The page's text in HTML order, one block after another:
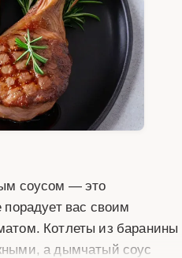
соусом — это
вас своим
Котлеты из баранины
а дымчатый соус